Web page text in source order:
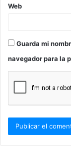
Web
Guarda mi
navegador para la